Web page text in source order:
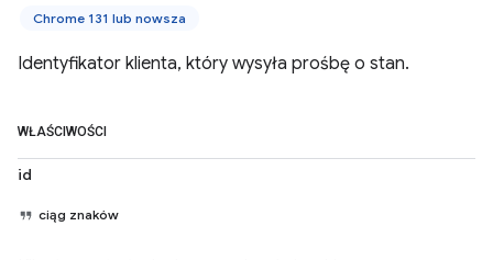
Chrome 131 lub nowsza
Identyfikator klienta, który wysyła prośbę o stan.
WŁAŚCIWOŚCI
id
ciąg znaków